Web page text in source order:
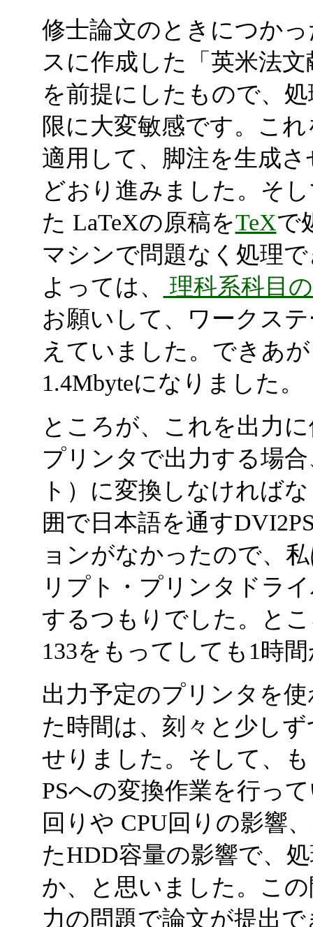
修士論文のときにつか
スに作成した「英米法
を前提にしたもので、
限に大変敏感です。こ
適用して、脚注を生成
どおり進みました。そ
た LaTeXの原稿をTeXで
マシンで問題なく処理
よっては、
理科系科目
お願いして、ワークス
えていました。できあ
1.4Mbyteになりました。
ところが、これを出力
プリンタで出力する場
ト）に変換しなければ
囲で日本語を通す
ョンがなかったので、
リプト・プリンタドラ
するつもりでした。とこ
133をもってしても1時
出力予定のプリンタを
た時間は、刻々と少し
せりました。そして、
PSへの変換作業を行っ
回りや CPU回りの影響
たHDD容量の影響で、
か、と思いました。こ
力の問題で論文が提出